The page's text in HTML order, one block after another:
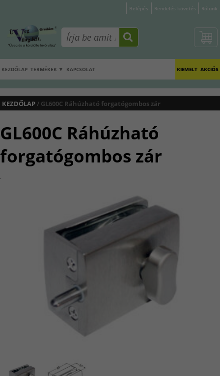
Rólunk
Rendelés követés
Belépés
KEZDŐLAP TERMÉKEK ▼ KAPCSOLAT AKCIÓS
KIEMELT
KEZDŐLAP/ GL600C Ráhúzható forgatógombos zár
GL600C Ráhúzható
forgatógombos zár
.